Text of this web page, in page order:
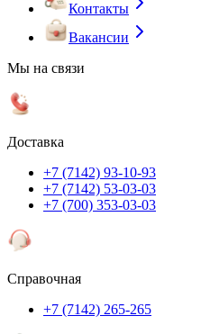
Контакты
Вакансии
Мы на связи
Доставка
+7 (7142) 93-10-93
+7 (7142) 53-03-03
+7 (700) 353-03-03
Справочная
+7 (7142) 265-265